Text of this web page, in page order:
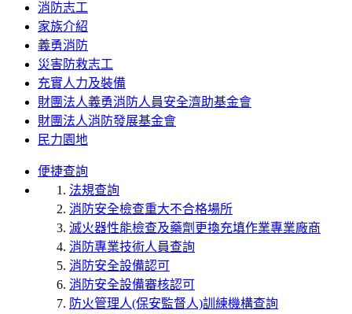
消防志工
家族介紹
義勇消防
災害防救志工
充實人力及裝備
財團法人義勇消防人員安全濟助基金會
財團法人消防發展基金會
民力園地
便捷查詢
法規查詢
消防安全檢查重大不合格場所
滅火器性能檢查及藥劑更換充填作業專業廠商
消防專業技術人員查詢
消防安全設備認可
消防安全設備審核認可
防火管理人(保安監督人)訓練機構查詢